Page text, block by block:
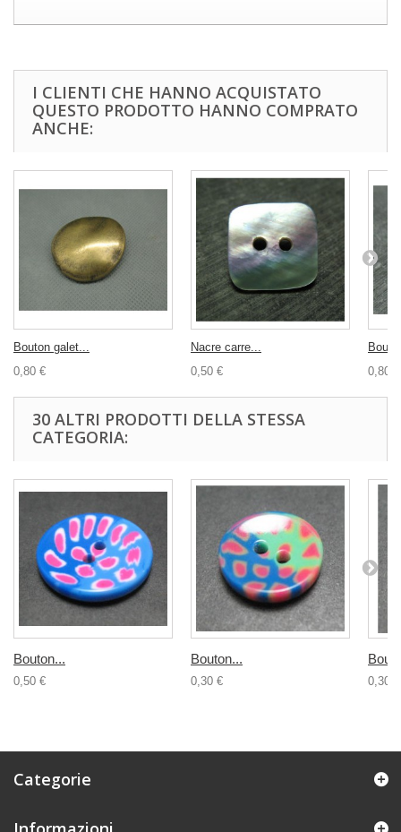
I CLIENTI CHE HANNO ACQUISTATO
QUESTO PRODOTTO HANNO COMPRATO
ANCHE:
Bouton galet...
0,80 €
Nacre carre...
0,50 €
0,80 €
30 ALTRI PRODOTTI DELLA STESSA
CATEGORIA:
Bouton...
0,50 €
Bouton...
0,30 € 0,30 €
Categorie